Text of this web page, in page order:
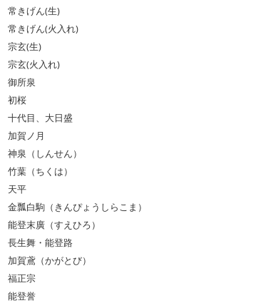
常きげん(生)
常きげん(火入れ)
宗玄(生)
宗玄(火入れ)
御所泉
初桜
十代目、大日盛
加賀ノ月
神泉（しんせん）
竹葉（ちくは）
天平
金瓢白駒（きんぴょうしらこま）
能登末廣（すえひろ）
長生舞・能登路
加賀鳶（かがとび）
福正宗
能登誉